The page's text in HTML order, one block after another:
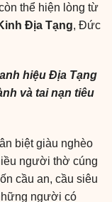
thể hiện lòng từ
Địa Tạng, Đức
hiệu Địa Tạng
và tai nạn tiêu
biệt giàu nghèo
người thờ cúng
cầu an, cầu siêu
người có